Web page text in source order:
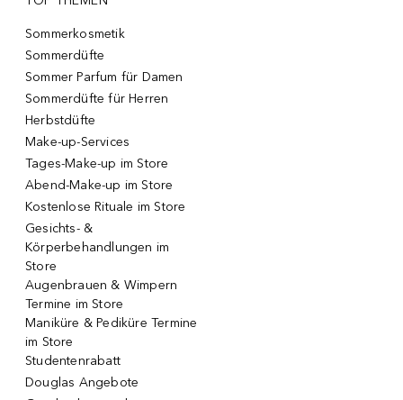
Sommerkosmetik
Sommerdüfte
Sommer Parfum für Damen
Sommerdüfte für Herren
Herbstdüfte
Make-up-Services
Tages-Make-up im Store
Abend-Make-up im Store
Kostenlose Rituale im Store
Gesichts- &
Körperbehandlungen im
Store
Augenbrauen & Wimpern
Termine im Store
Maniküre & Pediküre Termine
im Store
Studentenrabatt
Douglas Angebote